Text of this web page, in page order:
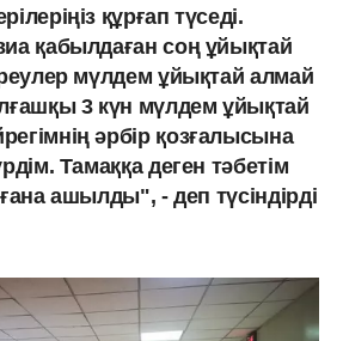
құрғап түседі.
қабылдаған соң ұйықтай
мүлдем ұйықтай алмай
3 күн мүлдем ұйықтай
әрбір қозғалысына
Тамаққа деген тәбетім
ашылды", - деп түсіндірді